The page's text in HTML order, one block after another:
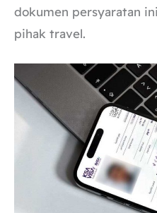
dokumen persyaratan
pihak travel.